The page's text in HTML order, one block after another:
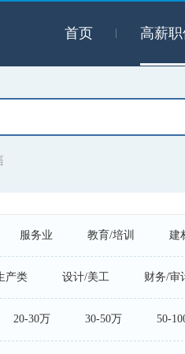
首页 高薪职
服务业 教育/培训 建
疗
能源·化工·环保
产类
设计/美工 财务/审
教育/培训类 商业零售类
20-30万
30-50万 50-